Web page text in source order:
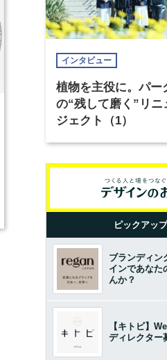
インタビュー
植物を主役に。パー
の“残して磨く”リニ
ジェクト（1）
ピックアッ
ブランディン
インであなた
んか？
【キトビ】
ディレクター